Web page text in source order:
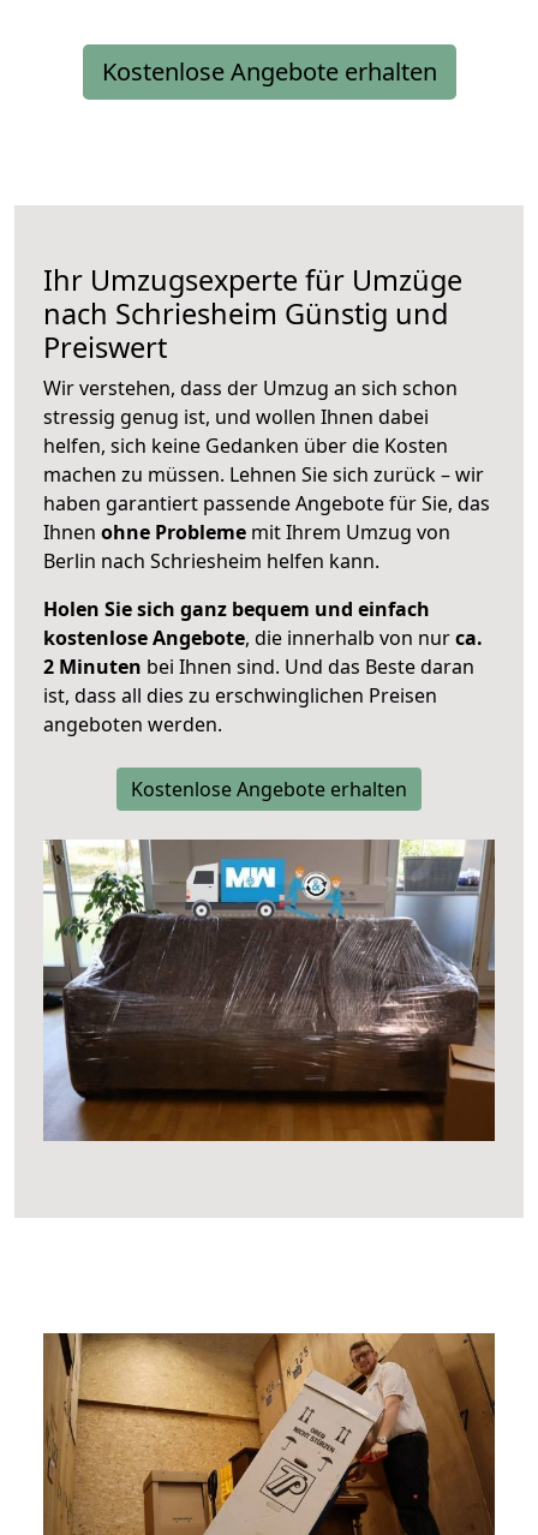
Kostenlose Angebote erhalten
Ihr Umzugsexperte für Umzüge
nach Schriesheim Günstig und
Preiswert
Wir verstehen, dass der Umzug an sich schon
stressig genug ist, und wollen Ihnen dabei
helfen, sich keine Gedanken über die Kosten
machen zu müssen. Lehnen Sie sich zurück – wir
haben garantiert passende Angebote für Sie, das
Ihnen ohne Probleme mit Ihrem Umzug von
Berlin nach Schriesheim helfen kann.
Holen Sie sich ganz bequem und einfach
kostenlose Angebote, die innerhalb von nurca.
2 Minuten bei Ihnen sind. Und das Beste daran
ist, dass all dies zu erschwinglichen Preisen
angeboten werden.
Kostenlose Angebote erhalten